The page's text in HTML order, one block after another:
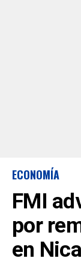
ECONOMÍA
FMI
por
en